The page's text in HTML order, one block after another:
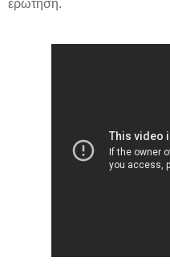
ερώτηση.